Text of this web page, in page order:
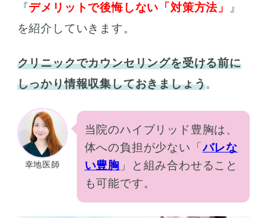
『デメリットで後悔しない「対策方法」
』
を紹介していきます。
クリニックでカウンセリングを受ける前に
しっかり情報収集しておきましょう。
幸地医師
当院のハイブリッド豊胸は、
体への負担が少ない「バレな
い豊胸 」と組み合わせること
も可能です。